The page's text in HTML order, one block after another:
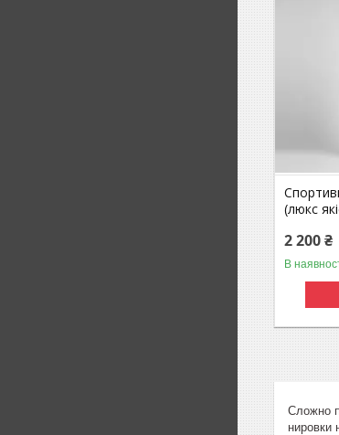
(люкс
2 200 ₴
В
Сложно
нировки